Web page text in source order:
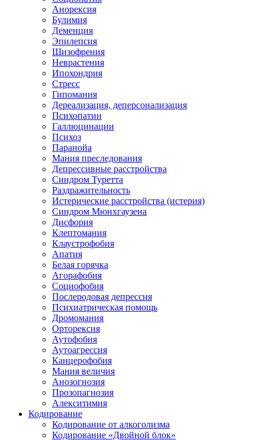
Анорексия
Булимия
Деменция
Эпилепсия
Шизофрения
Неврастения
Ипохондрия
Стресс
Гипомания
Дереализация, деперсонализация
Психопатии
Галлюцинации
Психоз
Паранойа
Мания преследования
Депрессивные расстройства
Синдром Туретта
Раздражительность
Истерические расстройства (истерия)
Синдром Мюнхгаузена
Дисфория
Клептомания
Клаустрофобия
Апатия
Белая горячка
Агорафобия
Социофобия
Послеродовая депрессия
Психиатрическая помощь
Дромомания
Орторексия
Аутофобия
Аутоагрессия
Канцерофобия
Мания величия
Анозогнозия
Прозопагнозия
Алекситимия
Кодирование
Кодирование от алкоголизма
Кодирование «Двойной блок»